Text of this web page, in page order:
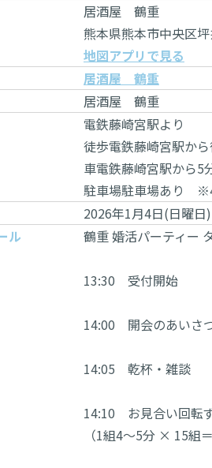
居酒屋 鶴重
熊本県熊本市中央区
地図アプリで見る
居酒屋 鶴重
居酒屋 鶴重
電鉄藤崎宮駅より
徒歩電鉄藤崎宮駅か
車電鉄藤崎宮駅から5
駐車場駐車場あり
2026年1月4日(日曜日)
ル
鶴重 婚活パーティー
13:30 受付開始
14:00 開会のあいさ
14:05 乾杯・雑談
14:10 お見合い回転
（1組4～5分 × 15組